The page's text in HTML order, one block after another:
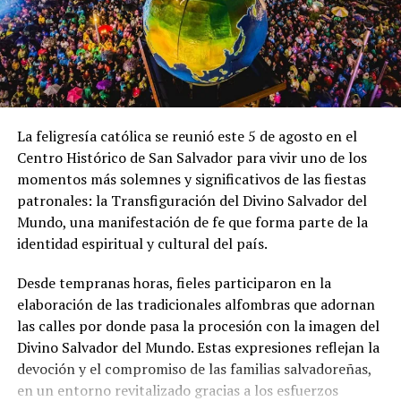
Uber aclara que persona
fallecida en Colón, no es
parte de plataforma
En «Nacionales»
RELATED TOPICS:
UP NEXT
Chelo Arévalo y la brasileña Luisa Stefani, ganaron en
dobles mixto
DON'T MISS
Simplificación regulatoria permite resolver 83 trámites
del CNR en un día
La feligresía católica se reunió este 5 de agosto en el
Centro Histórico de San Salvador para vivir uno de los
momentos más solemnes y significativos de las fiestas
patronales: la Transfiguración del Divino Salvador del
Mundo, una manifestación de fe que forma parte de la
identidad espiritual y cultural del país.
Desde tempranas horas, fieles participaron en la
elaboración de las tradicionales alfombras que adornan
las calles por donde pasa la procesión con la imagen del
Divino Salvador del Mundo. Estas expresiones reflejan la
devoción y el compromiso de las familias salvadoreñas,
en un entorno revitalizado gracias a los esfuerzos